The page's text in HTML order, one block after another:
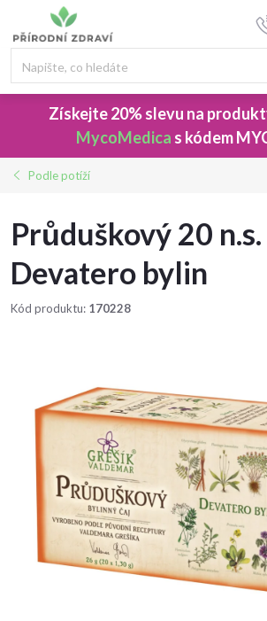
obsah
Získejte 20% slevu na
MycoMedica s kódem
Podle potíží
Průduškový 20 n.s.
Devatero bylin
Kód produktu: 170228